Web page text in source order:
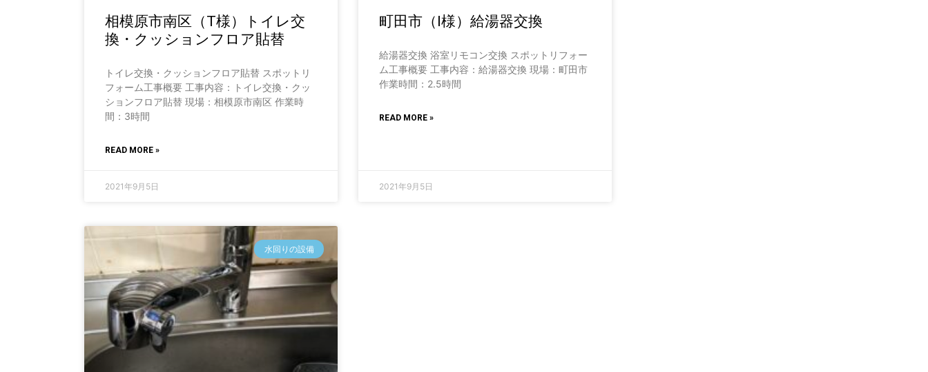
相模原市南区（T様）トイレ交
換・クッションフロア貼替
トイレ交換・クッションフロア貼替 スポットリ
フォーム工事概要 工事内容：トイレ交換・クッ
ションフロア貼替 現場：相模原市南区 作業時
間：3時間
READ MORE »
2021年9月5日
町田市（I様）給湯器交換
給湯器交換 浴室リモコン交換 スポットリフォー
ム工事概要 工事内容：給湯器交換 現場：町田市
作業時間：2.5時間
READ MORE »
2021年9月5日
水回りの設備